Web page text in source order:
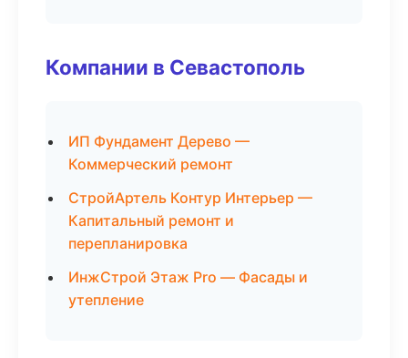
Компании в Севастополь
ИП Фундамент Дерево —
Коммерческий ремонт
СтройАртель Контур Интерьер —
Капитальный ремонт и
перепланировка
ИнжСтрой Этаж Pro — Фасады и
утепление